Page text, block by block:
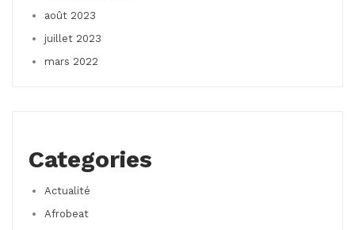
août 2023
juillet 2023
mars 2022
Categories
Actualité
Afrobeat